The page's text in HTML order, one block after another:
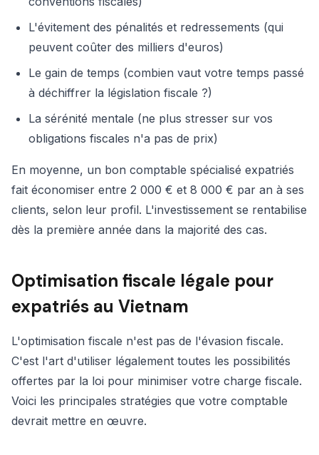
L'évitement des pénalités et redressements (qui
peuvent coûter des milliers d'euros)
Le gain de temps (combien vaut votre temps passé
à déchiffrer la législation fiscale ?)
La sérénité mentale (ne plus stresser sur vos
obligations fiscales n'a pas de prix)
En moyenne, un bon comptable spécialisé expatriés
fait économiser entre 2 000 € et 8 000 € par an à ses
clients, selon leur profil. L'investissement se rentabilise
dès la première année dans la majorité des cas.
Optimisation fiscale légale pour
expatriés au Vietnam
L'optimisation fiscale n'est pas de l'évasion fiscale.
C'est l'art d'utiliser légalement toutes les possibilités
offertes par la loi pour minimiser votre charge fiscale.
Voici les principales stratégies que votre comptable
devrait mettre en œuvre.